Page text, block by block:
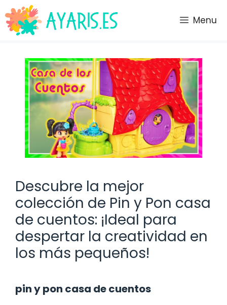
Saltar
al
contenido
Menu
Descubre la mejor
colección de Pin y Pon casa
de cuentos: ¡Ideal para
despertar la creatividad en
los más pequeños!
pin y pon casa de cuentos